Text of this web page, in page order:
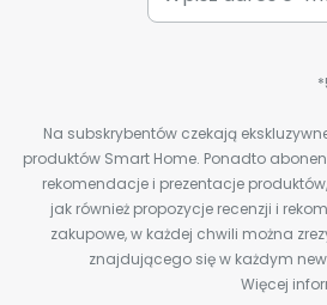
Na subskrybentów czekają
produktów Smart Home. Ponadto
rekomendacje i prezentacje
jak również propozycje recenzji i
zakupowe, w każdej chwili można
znajdującego się w każdym
Więcej